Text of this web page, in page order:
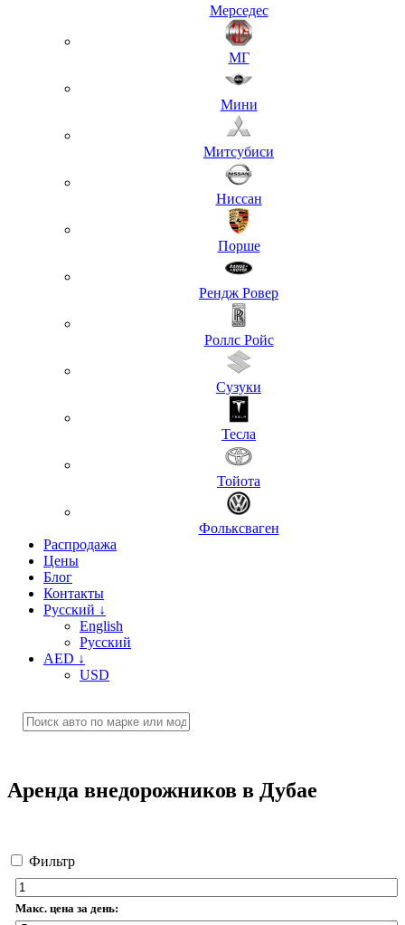
Мерседес
МГ
Мини
Митсубиси
Ниссан
Порше
Рендж Ровер
Роллс Ройс
Сузуки
Тесла
Тойота
Фольксваген
Распродажа
Цены
Блог
Контакты
Русский ↓
English
Русский
AED ↓
USD
Аренда внедорожников в Дубае
Фильтр
Макс. цена за день: